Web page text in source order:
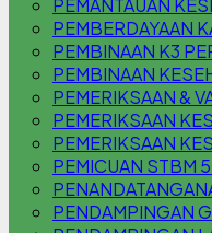
PEMANTAUAN
PEMBERDAYAAN
PEMBINAAN K3
PEMBINAAN
PEMERIKSAAN &
PEMERIKSAAN
PEMERIKSAAN
PEMICUAN STBM
PENDAMPINGAN